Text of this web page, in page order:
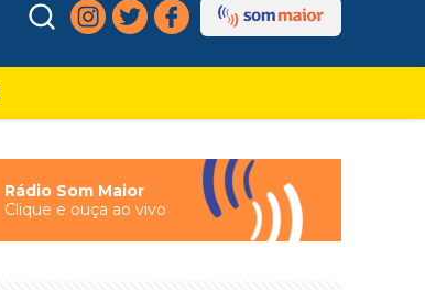
Rádio Som Maior
Clique e ouça ao vivo